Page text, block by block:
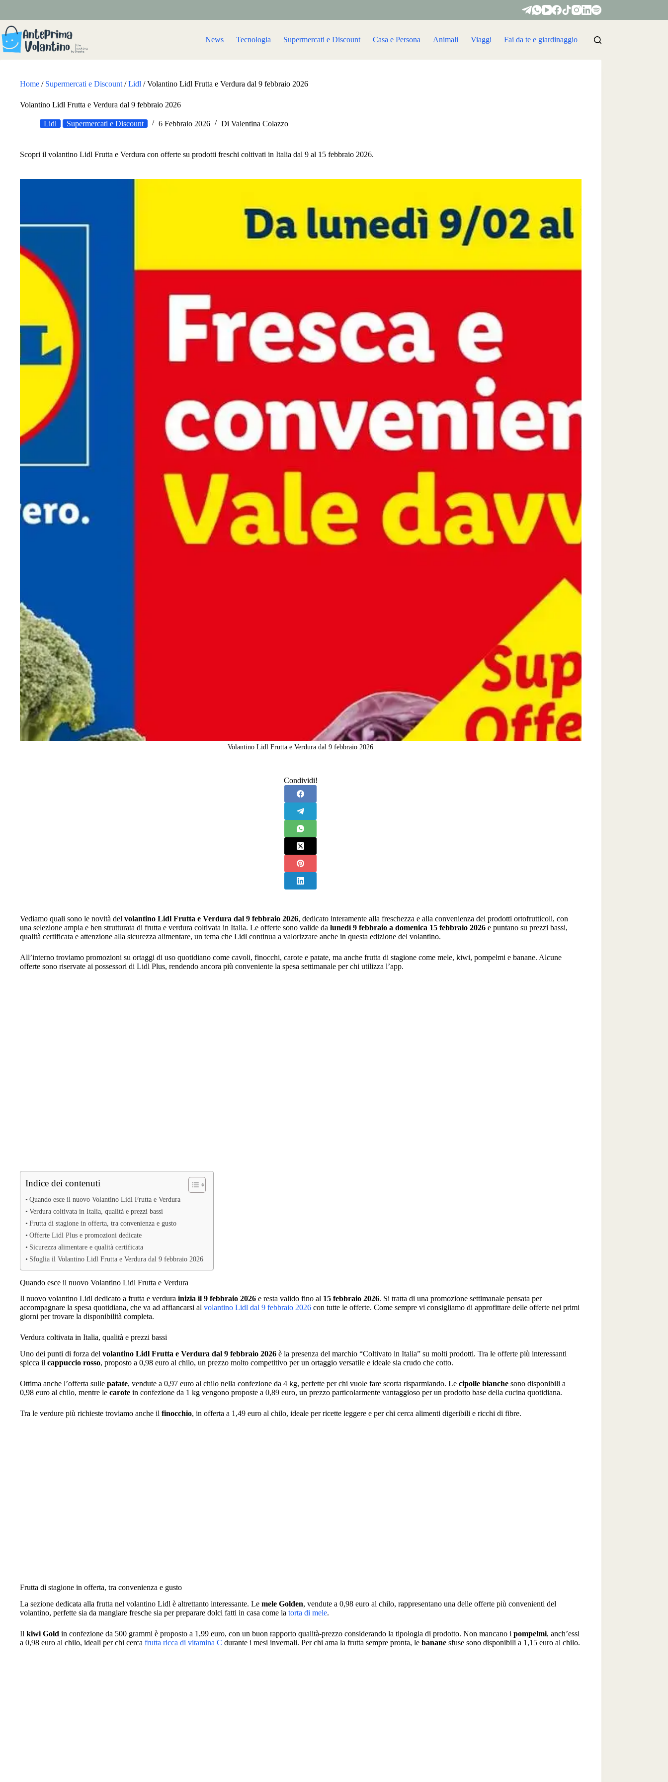
contenuto
News Tecnologia Supermercati e Discount Casa e Persona Animali Viaggi Fai da te e giardinaggio
Home / Supermercati e Discount /Lidl /Volantino Lidl Frutta e Verdura dal 9 febbraio 2026
Volantino Lidl Frutta e Verdura dal 9 febbraio 2026
Lidl Supermercati e Discount 6 Febbraio 2026 Di Valentina Colazzo
Scopri il volantino Lidl Frutta e Verdura con offerte su prodotti freschi coltivati in Italia dal 9 al 15 febbraio 2026.
Volantino Lidl Frutta e Verdura dal 9 febbraio 2026
Condividi!
Vediamo quali sono le novità del volantino Lidl Frutta e Verdura dal 9 febbraio 2026, dedicato interamente alla freschezza e alla convenienza dei prodotti ortofrutticoli, con
una selezione ampia e ben strutturata di frutta e verdura coltivata in Italia. Le offerte sono valide da lunedì 9 febbraio a domenica 15 febbraio 2026 e puntano su prezzi bassi,
qualità certificata e attenzione alla sicurezza alimentare, un tema che Lidl continua a valorizzare anche in questa edizione del volantino.
All’interno troviamo promozioni su ortaggi di uso quotidiano come cavoli, finocchi, carote e patate, ma anche frutta di stagione come mele, kiwi, pompelmi e banane. Alcune
offerte sono riservate ai possessori di Lidl Plus, rendendo ancora più conveniente la spesa settimanale per chi utilizza l’app.
Indice dei contenuti
Quando esce il nuovo Volantino Lidl Frutta e Verdura
Verdura coltivata in Italia, qualità e prezzi bassi
Frutta di stagione in offerta, tra convenienza e gusto
Offerte Lidl Plus e promozioni dedicate
Sicurezza alimentare e qualità certificata
Sfoglia il Volantino Lidl Frutta e Verdura dal 9 febbraio 2026
Quando esce il nuovo Volantino Lidl Frutta e Verdura
Il nuovo volantino Lidl dedicato a frutta e verdura inizia il 9 febbraio 2026 e resta valido fino al 15 febbraio 2026. Si tratta di una promozione settimanale pensata per
accompagnare la spesa quotidiana, che va ad affiancarsi al volantino Lidl dal 9 febbraio 2026 con tutte le offerte. Come sempre vi consigliamo di approfittare delle offerte nei primi
giorni per trovare la disponibilità completa.
Verdura coltivata in Italia, qualità e prezzi bassi
Uno dei punti di forza del volantino Lidl Frutta e Verdura dal 9 febbraio 2026 è la presenza del marchio “Coltivato in Italia” su molti prodotti. Tra le offerte più interessanti
spicca il cappuccio rosso, proposto a 0,98 euro al chilo, un prezzo molto competitivo per un ortaggio versatile e ideale sia crudo che cotto.
Ottima anche l’offerta sulle patate, vendute a 0,97 euro al chilo nella confezione da 4 kg, perfette per chi vuole fare scorta risparmiando. Le cipolle bianche sono disponibili a
0,98 euro al chilo, mentre le carote in confezione da 1 kg vengono proposte a 0,89 euro, un prezzo particolarmente vantaggioso per un prodotto base della cucina quotidiana.
Tra le verdure più richieste troviamo anche il finocchio, in offerta a 1,49 euro al chilo, ideale per ricette leggere e per chi cerca alimenti digeribili e ricchi di fibre.
Frutta di stagione in offerta, tra convenienza e gusto
La sezione dedicata alla frutta nel volantino Lidl è altrettanto interessante. Le mele Golden, vendute a 0,98 euro al chilo, rappresentano una delle offerte più convenienti del
volantino, perfette sia da mangiare fresche sia per preparare dolci fatti in casa come la torta di mele.
Il kiwi Gold in confezione da 500 grammi è proposto a 1,99 euro, con un buon rapporto qualità-prezzo considerando la tipologia di prodotto. Non mancano i pompelmi, anch’essi
a 0,98 euro al chilo, ideali per chi cerca frutta ricca di vitamina C durante i mesi invernali. Per chi ama la frutta sempre pronta, le banane sfuse sono disponibili a 1,15 euro al chilo.